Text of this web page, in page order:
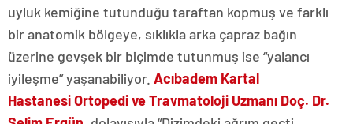
uyluk kemiğine tutunduğu taraftan kopmuş ve farklı
bir anatomik bölgeye, sıklıkla arka çapraz bağın
üzerine gevşek bir biçimde tutunmuş ise “yalancı
iyileşme” yaşanabiliyor. Acıbadem Kartal
HastanesiOrtopedi ve Travmatoloji Uzmanı Doç. Dr.